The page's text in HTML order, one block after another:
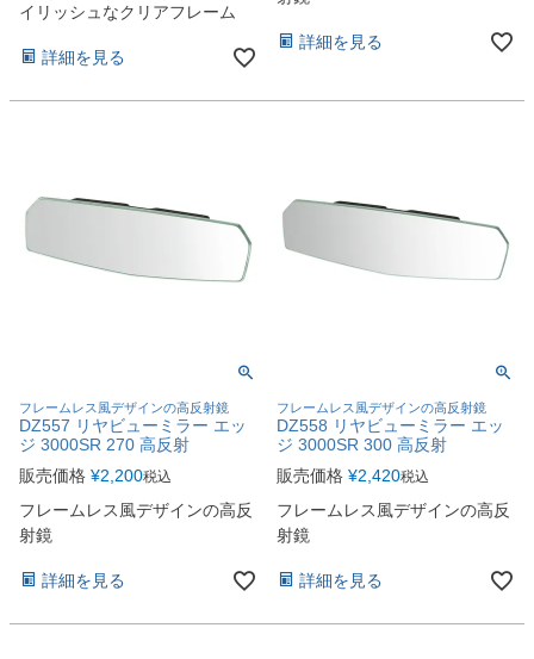
イリッシュなクリアフレーム
詳細を見る
詳細を見る
フレームレス風デザインの高反射鏡
DZ557 リヤビューミラー エッ
ジ 3000SR 270 高反射
販売価格 ¥2,200税込
フレームレス風デザインの高反
射鏡
詳細を見る
フレームレス風デザインの高反射鏡
DZ558 リヤビューミラー エッ
ジ 3000SR 300 高反射
販売価格 ¥2,420税込
フレームレス風デザインの高反
射鏡
詳細を見る